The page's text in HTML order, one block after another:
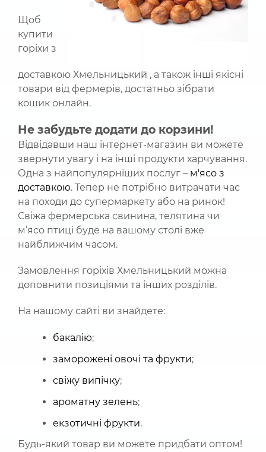
Щоб
купити
горіхи з
доставкою Хмельницький , а також інші якісні
товари від фермерів, достатньо зібрати
кошик онлайн.
Не забудьте додати до корзини!
Відвідавши наш інтернет-магазин ви можете
звернути увагу і на інші продукти харчування.
Одна з найпопулярніших послуг – м'ясо з
доставкою. Тепер не потрібно витрачати час
на походи до супермаркету або на ринок!
Свіжа фермерська свинина, телятина чи
м’ясо птиці буде на вашому столі вже
найближчим часом.
Замовлення горіхів Хмельницький можна
доповнити позиціями та інших розділів.
На нашому сайті ви знайдете:
бакалію;
заморожені овочі та фрукти;
свіжу випічку;
ароматну зелень;
екзотичні фрукти.
Будь-який товар ви можете придбати оптом!